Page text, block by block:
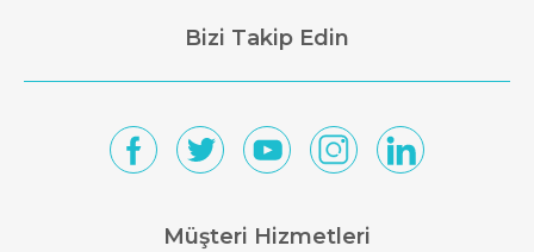
Bizi Takip Edin
Müşteri Hizmetleri